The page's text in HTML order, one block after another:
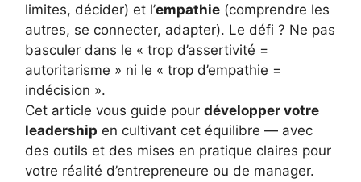
limites, décider) et l’empathie (comprendre les
autres, se connecter, adapter). Le défi ? Ne pas
basculer dans le « trop d’assertivité =
autoritarisme » ni le « trop d’empathie =
indécision ».
Cet article vous guide pour développer votre
leadership en cultivant cet équilibre — avec
des outils et des mises en pratique claires pour
votre réalité d’entrepreneure ou de manager.